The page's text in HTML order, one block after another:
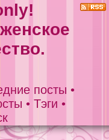
посты •
• Тэги •